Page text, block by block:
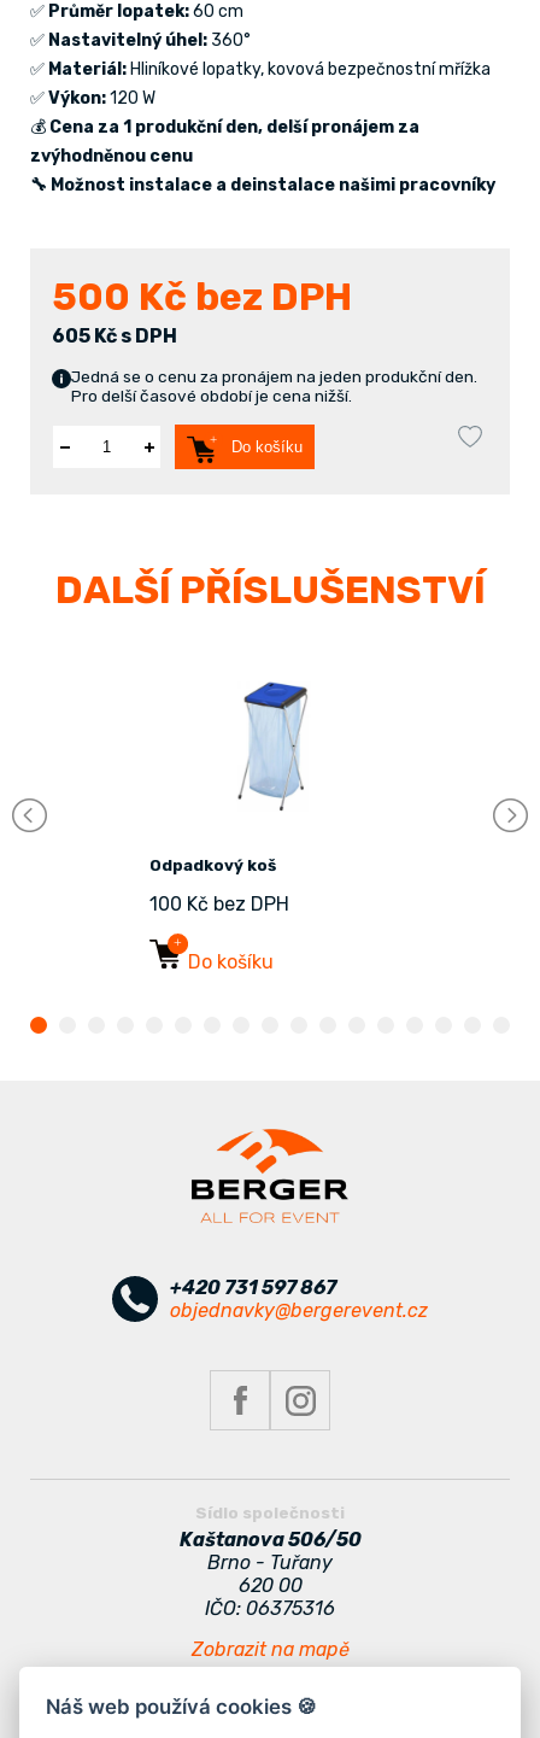
Náš web používá cookies 🍪
✅ Průměr lopatek:60 cm
✅ Nastavitelný úhel: 360°
✅ Materiál: Hliníkové lopatky, kovová bezpečnostní mřížka
✅Výkon:120 W
💰 Cena za 1 produkční den, delší pronájem za
zvýhodněnou cenu
🔧 Možnost instalace a deinstalace našimi pracovníky
500 Kč bez DPH
605 Kč s DPH
Jedná se o cenu za pronájem na jeden produkční den.
Pro delší časové období je cena nižší.
Do košíku
DALŠÍ PŘÍSLUŠENSTVÍ
Odpadkový koš
100 Kč bez DPH
Do košíku
+420 731 597 867
objednavky@bergerevent.cz
Sídlo společnosti
Kaštanova 506/50
Brno - Tuřany
620 00
IČO: 06375316
Zobrazit na mapě
Zajímavé odkazy